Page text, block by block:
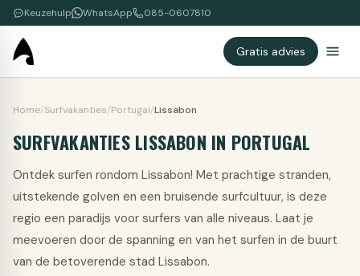
Keuzehulp WhatsApp 085-0607810
Gratis advies
Home/Surfvakanties/Portugal/Lissabon
SURFVAKANTIES LISSABON IN PORTUGAL
Ontdek surfen rondom Lissabon! Met prachtige stranden,
uitstekende golven en een bruisende surfcultuur, is deze
regio een paradijs voor surfers van alle niveaus. Laat je
meevoeren door de spanning en van het surfen in de buurt
van de betoverende stad Lissabon.